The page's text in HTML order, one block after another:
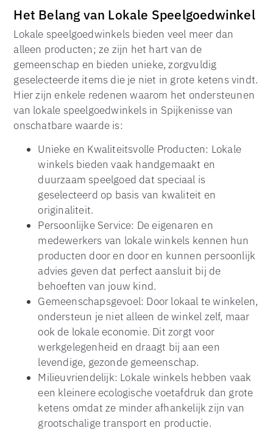
Het Belang van Lokale Speelgoedwinkel
Lokale speelgoedwinkels bieden veel meer dan
alleen producten; ze zijn het hart van de
gemeenschap en bieden unieke, zorgvuldig
geselecteerde items die je niet in grote ketens vindt.
Hier zijn enkele redenen waarom het ondersteunen
van lokale speelgoedwinkels in Spijkenisse van
onschatbare waarde is:
Unieke en Kwaliteitsvolle Producten: Lokale
winkels bieden vaak handgemaakt en
duurzaam speelgoed dat speciaal is
geselecteerd op basis van kwaliteit en
originaliteit.
Persoonlijke Service: De eigenaren en
medewerkers van lokale winkels kennen hun
producten door en door en kunnen persoonlijk
advies geven dat perfect aansluit bij de
behoeften van jouw kind.
Gemeenschapsgevoel: Door lokaal te winkelen,
ondersteun je niet alleen de winkel zelf, maar
ook de lokale economie. Dit zorgt voor
werkgelegenheid en draagt bij aan een
levendige, gezonde gemeenschap.
Milieuvriendelijk: Lokale winkels hebben vaak
een kleinere ecologische voetafdruk dan grote
ketens omdat ze minder afhankelijk zijn van
grootschalige transport en productie.